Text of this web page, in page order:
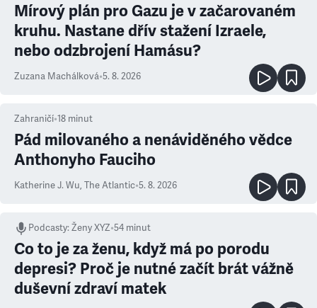
Mírový plán pro Gazu je v začarovaném
kruhu. Nastane dřív stažení Izraele,
nebo odzbrojení Hamásu?
Zuzana Machálková•5. 8. 2026
Zahraničí•18 minut
Pád milovaného a nenáviděného vědce
Anthonyho Fauciho
Katherine J. Wu, The Atlantic•5. 8. 2026
Podcasty:Ženy XYZ•54 minut
Co to je za ženu, když má po porodu
depresi? Proč je nutné začít brát vážně
duševní zdraví matek